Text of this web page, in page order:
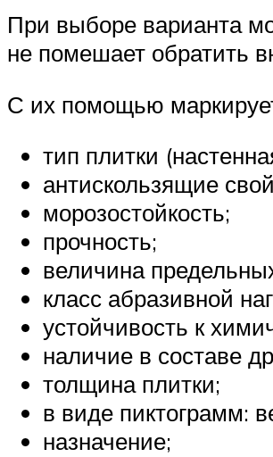
При выборе варианта
не помешает обратить
С их помощью
тип плитки
антискользящие
морозостойкость;
прочность;
величина
класс абразивной
устойчивость к
наличие в составе
толщина плитки;
в виде пиктограмм:
назначение;